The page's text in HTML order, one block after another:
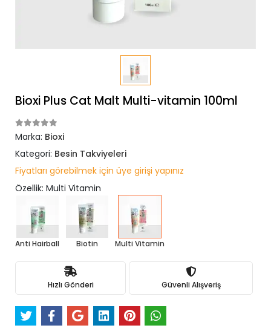
Bioxi Plus Cat Malt Multi-vitamin 100ml
Marka: Bioxi
Kategori: Besin Takviyeleri
Fiyatları görebilmek için üye girişi yapınız
Özellik: Multi Vitamin
Anti Hairball Biotin Multi Vitamin
Hızlı Gönderi Güvenli Alışveriş